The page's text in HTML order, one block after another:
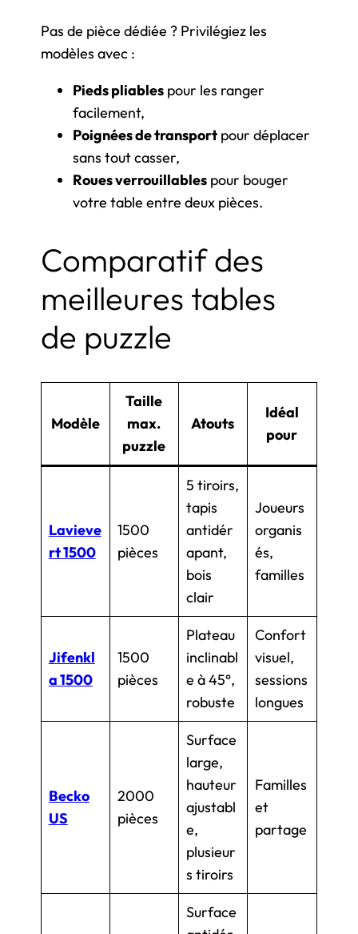
Pas de pièce dédiée ? Privilégiez les
modèles avec :
Pieds pliablespour les ranger
facilement,
Poignées de transportpour déplacer
sans tout casser,
Roues verrouillablespour bouger
votre table entre deux pièces.
Comparatif des
meilleures tables
de puzzle
Modèle
Taille
max.
puzzle
Atouts
Idéal
pour
Lavieve
rt 1500
1500
pièces
5 tiroirs,
tapis
antidér
apant,
bois
clair
Joueurs
organis
és,
familles
Jifenkl
a 1500
1500
pièces
Plateau
inclinabl
e à 45°,
robuste
Confort
visuel,
sessions
longues
Becko
US
2000
pièces
Surface
large,
hauteur
ajustabl
e,
plusieur
s tiroirs
Familles
et
partage
Surface